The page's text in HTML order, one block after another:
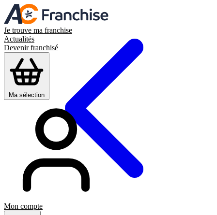
Je trouve ma franchise
Actualités
Devenir franchisé
Ma sélection
Mon compte